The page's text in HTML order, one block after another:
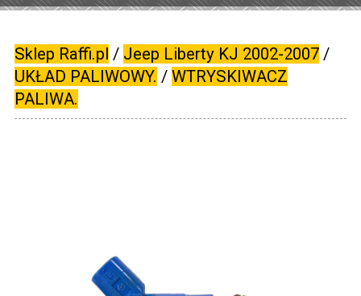
Sklep Raffi.pl / Jeep Liberty KJ 2002-2007/
UKŁAD PALIWOWY. / WTRYSKIWACZ
PALIWA.